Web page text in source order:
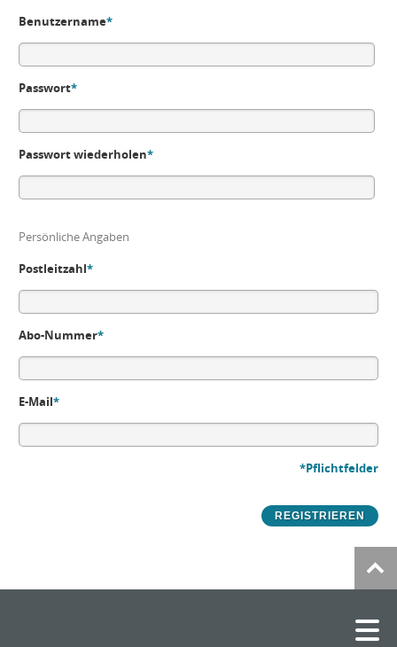
Benutzername*
Passwort*
Passwort wiederholen*
Persönliche Angaben
Postleitzahl*
Abo-Nummer*
E-Mail*
*Pflichtfelder